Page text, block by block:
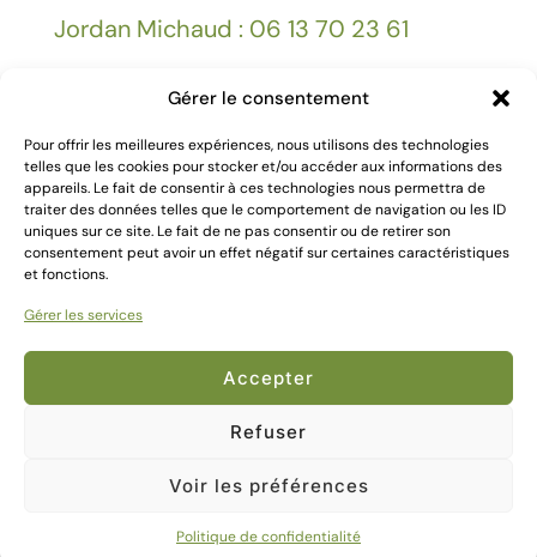
Gérer le consentement
Pour offrir les meilleures expériences, nous utilisons des technologies
telles que les cookies pour stocker et/ou accéder aux informations des
appareils. Le fait de consentir à ces technologies nous permettra de
traiter des données telles que le comportement de navigation ou les ID
uniques sur ce site. Le fait de ne pas consentir ou de retirer son
consentement peut avoir un effet négatif sur certaines caractéristiques
et fonctions.
Gérer les services
Accepter
Refuser
Voir les préférences
Politique de confidentialité
Jordan Michaud : 06 13 70 23 61
Mentions légales